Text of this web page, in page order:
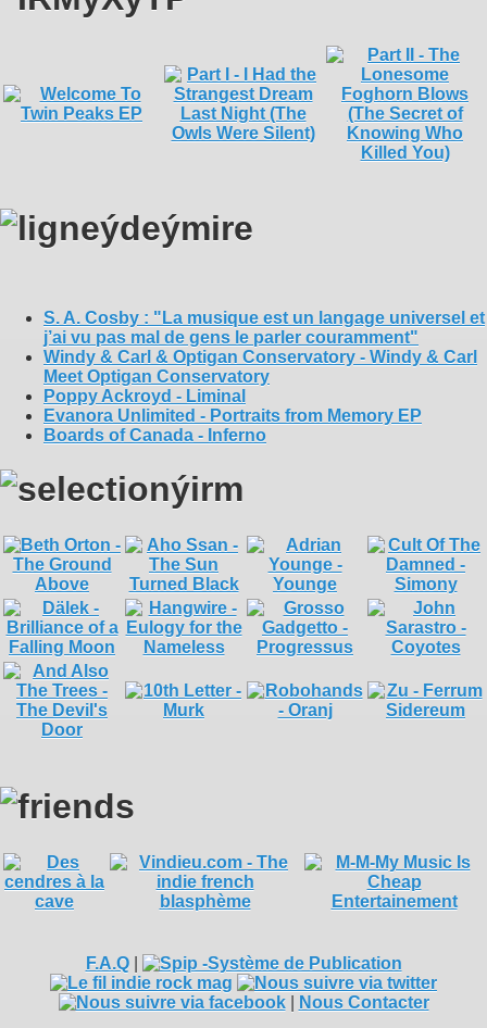
S. A. Cosby : "La musique est un langage universel et
j’ai vu pas mal de gens le parler couramment"
Windy & Carl & Optigan Conservatory - Windy & Carl
Meet Optigan Conservatory
Poppy Ackroyd - Liminal
Evanora Unlimited - Portraits from Memory EP
Boards of Canada - Inferno
F.A.Q|
| Nous Contacter